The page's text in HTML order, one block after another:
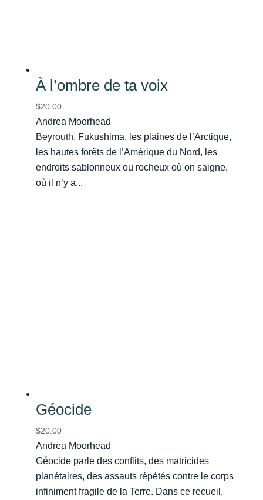
À l’ombre de ta voix
$20.00
Andrea Moorhead
Beyrouth, Fukushima, les plaines de l’Arctique,
les hautes forêts de l’Amérique du Nord, les
endroits sablonneux ou rocheux où on saigne,
où il n’y a...
Géocide
$20.00
Andrea Moorhead
Géocide parle des conflits, des matricides
planétaires, des assauts répétés contre le corps
infiniment fragile de la Terre. Dans ce recueil,